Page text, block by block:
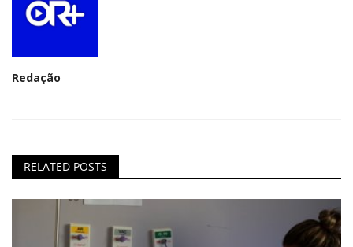
Redação
RELATED POSTS